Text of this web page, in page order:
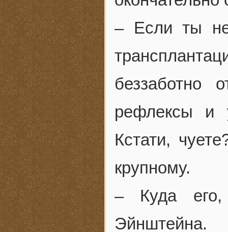
– Если ты не
беззаботно
рефлексы и
Кстати,
крупному.
– Куда его,
Эйнштейна.